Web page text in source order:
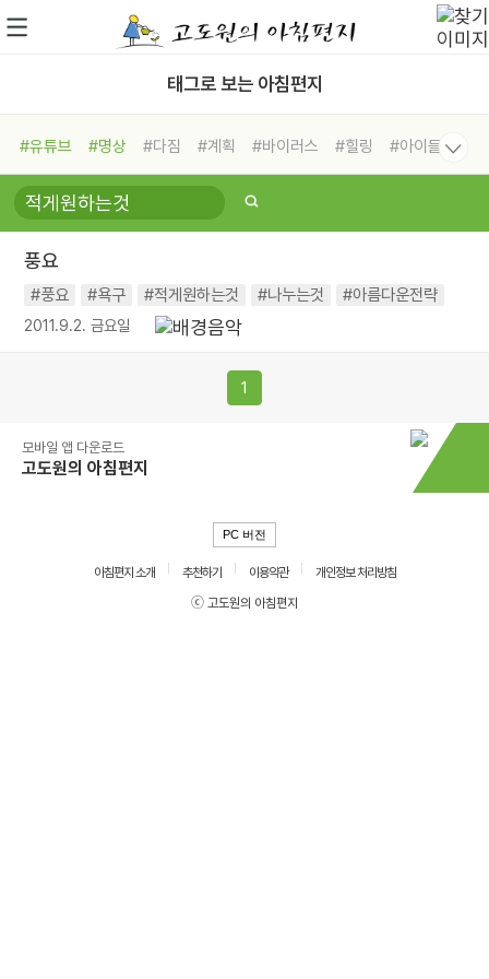
태그로 보는 아침편지
#유튜브 #명상 #다짐 #계획 #바이러스 #힐링
#아이들
#비전캠프
#독서캠프 #삶
#희망
#나눔 #친구 #링컨학교
#독서
풍요
#풍요 #욕구 #적게원하는것 #나누는것 #아름다운전략
2011.9.2. 금요일
1
모바일 앱 다운로드
고도원의 아침편지
PC 버전
아침편지 소개 추천하기 이용약관
개인정보 처리방침
ⓒ 고도원의 아침편지